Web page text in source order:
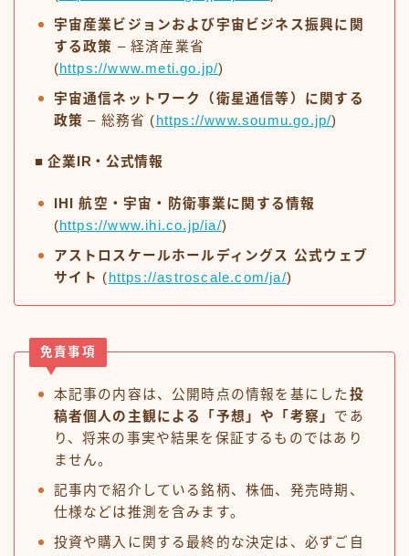
宇宙産業ビジョンおよび宇宙ビジネス振興に関
する政策 – 経済産業省
(https://www.meti.go.jp/)
宇宙通信ネットワーク（衛星通信等）に関する
政策 – 総務省 ( https://www.soumu.go.jp/)
■ 企業IR・公式情報
IHI 航空・宇宙・防衛事業に関する情報
(https://www.ihi.co.jp/ia/)
アストロスケールホールディングス 公式ウェブ
サイト ( https://astroscale.com/ja/)
免責事項
本記事の内容は、公開時点の情報を基にした投
稿者個人の主観による「予想」や「考察」 であ
り、将来の事実や結果を保証するものではあり
ません。
記事内で紹介している銘柄、株価、発売時期、
仕様などは推測を含みます。
投資や購入に関する最終的な決定は、必ずご自